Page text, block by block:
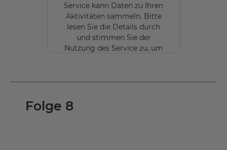
Service kann Daten zu Ihren
Aktivitäten sammeln. Bitte
lesen Sie die Details durch
und stimmen Sie der
Nutzung des Service zu, um
Folge 8